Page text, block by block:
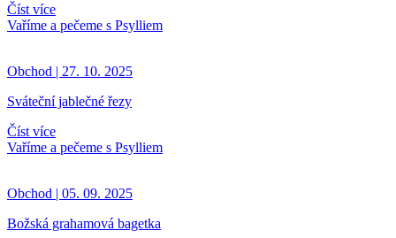
Číst více
Vaříme a pečeme s Psylliem
Obchod | 27. 10. 2025
Sváteční jablečné řezy
Číst více
Vaříme a pečeme s Psylliem
Obchod | 05. 09. 2025
Božská grahamová bagetka